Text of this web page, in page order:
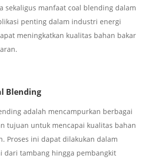
sekaligus manfaat coal blending dalam
penting dalam industri energi
meningkatkan kualitas bahan bakar
Blending
adalah mencampurkan berbagai
tujuan untuk mencapai kualitas bahan
Proses ini dapat dilakukan dalam
dari tambang hingga pembangkit